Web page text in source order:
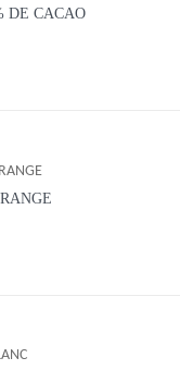
DE CACAO